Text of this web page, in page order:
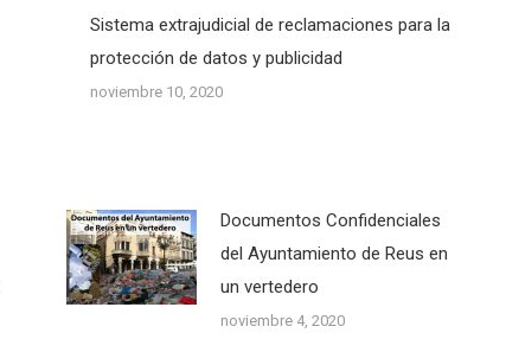
Sistema extrajudicial de reclamaciones para la
protección de datos y publicidad
noviembre 10, 2020
Documentos Confidenciales
del Ayuntamiento de Reus en
un vertedero
noviembre 4, 2020